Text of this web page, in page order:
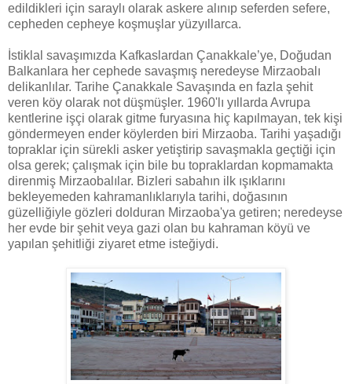
edildikleri için saraylı olarak askere alınıp seferden sefere,
cepheden cepheye koşmuşlar yüzyıllarca.
İstiklal savaşımızda Kafkaslardan Çanakkale’ye, Doğudan
Balkanlara her cephede savaşmış neredeyse Mirzaobalı
delikanlılar. Tarihe Çanakkale Savaşında en fazla şehit
veren köy olarak not düşmüşler. 1960'lı yıllarda Avrupa
kentlerine işçi olarak gitme furyasına hiç kapılmayan, tek kişi
göndermeyen ender köylerden biri Mirzaoba. Tarihi yaşadığı
topraklar için sürekli asker yetiştirip savaşmakla geçtiği için
olsa gerek; çalışmak için bile bu topraklardan kopmamakta
direnmiş Mirzaobalılar. Bizleri sabahın ilk ışıklarını
bekleyemeden kahramanlıklarıyla tarihi, doğasının
güzelliğiyle gözleri dolduran Mirzaoba'ya getiren; neredeyse
her evde bir şehit veya gazi olan bu kahraman köyü ve
yapılan şehitliği ziyaret etme isteğiydi.